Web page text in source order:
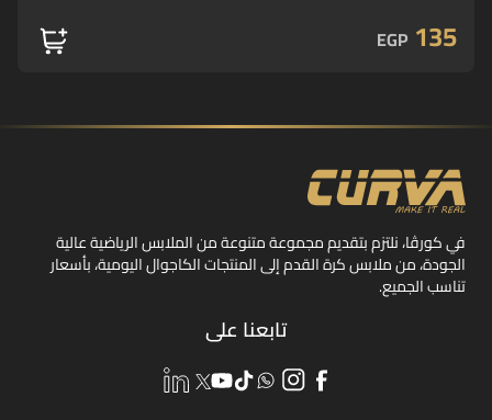
135
EGP
في كورڤا، نلتزم بتقديم مجموعة متنوعة من الملابس الرياضية عالية
الجودة، من ملابس كرة القدم إلى المنتجات الكاجوال اليومية، بأسعار
تناسب الجميع.
تابعنا على